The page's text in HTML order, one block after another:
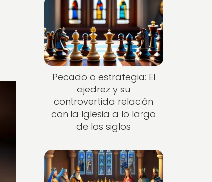
Pecado o estrategia: El
ajedrez y su
controvertida relación
con la Iglesia a lo largo
de los siglos